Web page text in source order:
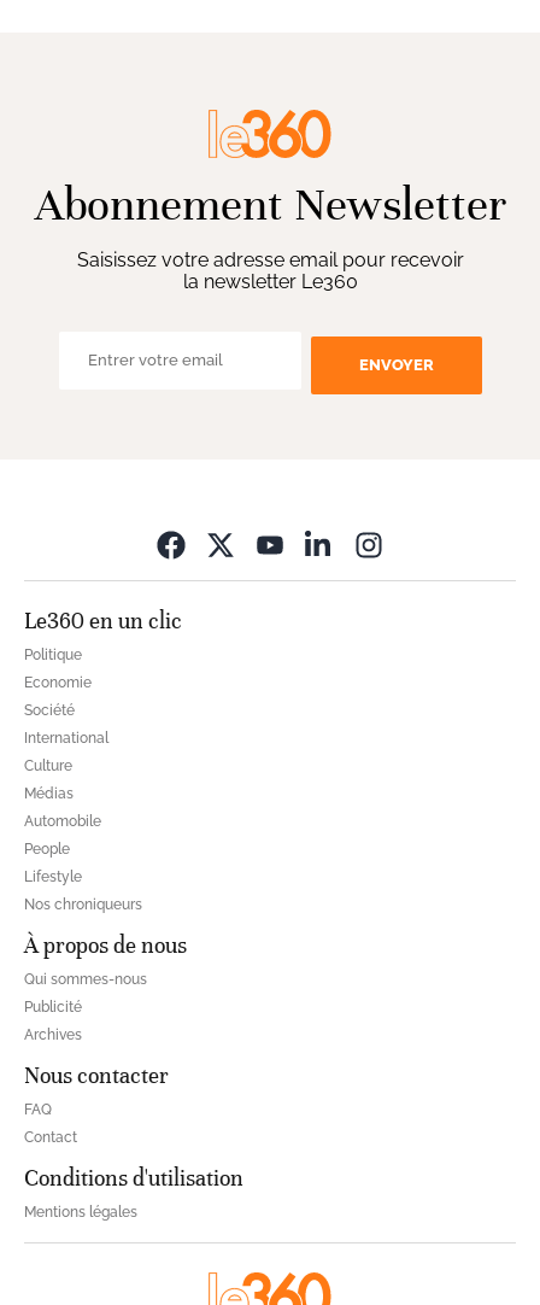
Abonnement Newsletter
Saisissez votre adresse email pour recevoir
la newsletter Le360
ENVOYER
Le360 en un clic
Politique
Economie
Société
International
Culture
Médias
Automobile
People
Lifestyle
Nos chroniqueurs
À propos de nous
Qui sommes-nous
Publicité
Archives
Nous contacter
FAQ
Contact
Conditions d'utilisation
Mentions légales